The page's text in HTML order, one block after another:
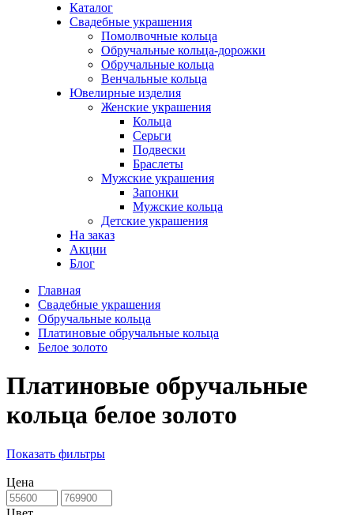
Каталог
Свадебные украшения
Помолвочные кольца
Обручальные кольца-дорожки
Обручальные кольца
Венчальные кольца
Ювелирные изделия
Женские украшения
Кольца
Серьги
Подвески
Браслеты
Мужские украшения
Запонки
Мужские кольца
Детские украшения
На заказ
Акции
Блог
Главная
Свадебные украшения
Обручальные кольца
Платиновые обручальные кольца
Белое золото
Платиновые обручальные
кольца белое золото
Показать фильтры
Цена